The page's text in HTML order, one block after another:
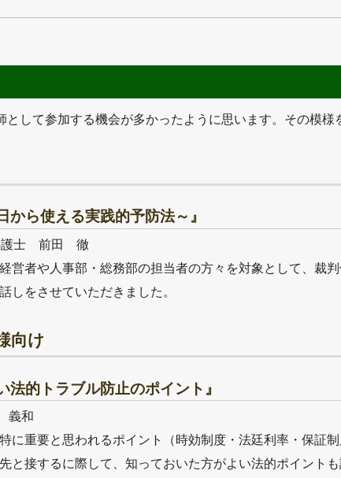
して参加する機会が多かったように思います。その模様
ら使える実践的予防法～』
護士 前田 徹
営者や人事部・総務部の担当者の方々を対象として、裁
しをさせていただきました。
向け
法的トラブル防止のポイント』
義和
に重要と思われるポイント（時効制度・法廷利率・保証
と接するに際して、知っておいた方がよい法的ポイントも